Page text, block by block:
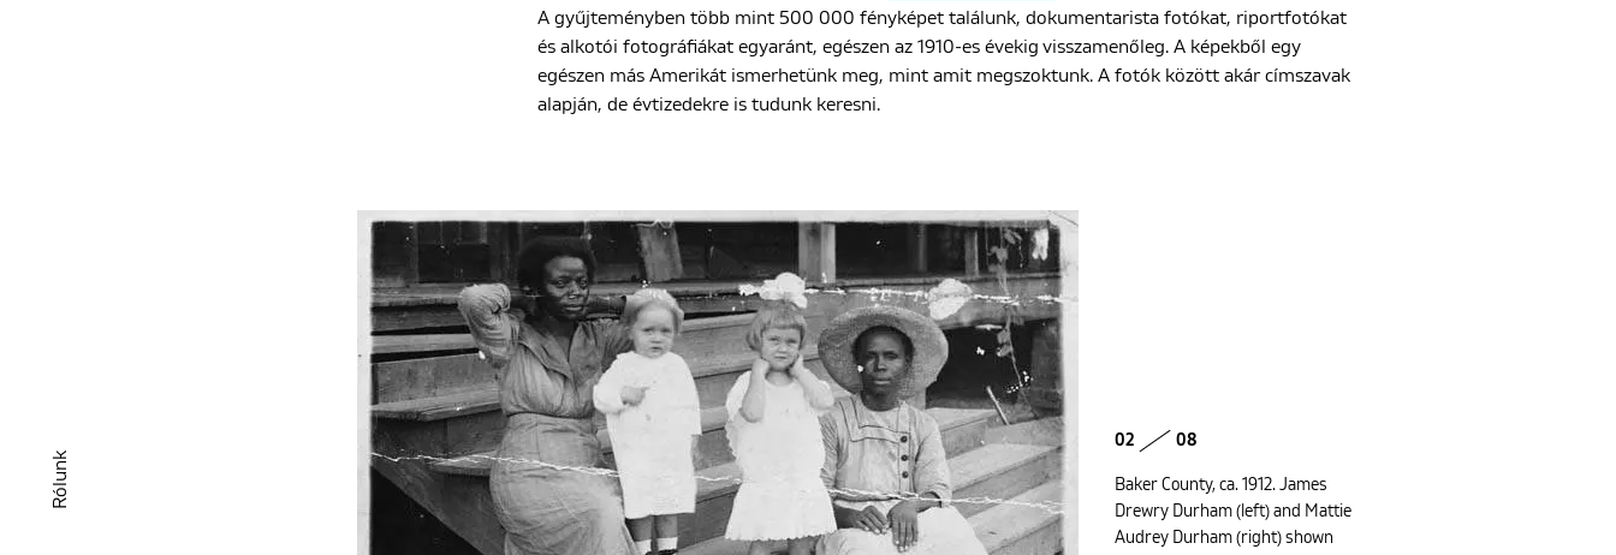
Rólunk
A gyűjteményben több mint 500 000 fényképet találunk, dokumentarista fotókat, riportfotókat
és alkotói fotográfiákat egyaránt, egészen az 1910-es évekig visszamenőleg. A képekből egy
egészen más Amerikát ismerhetünk meg, mint amit megszoktunk. A fotók között akár címszavak
alapján, de évtizedekre is tudunk keresni.
02 08
Baker County, ca. 1912. James
Drewry Durham (left) and Mattie
Audrey Durham (right) shown